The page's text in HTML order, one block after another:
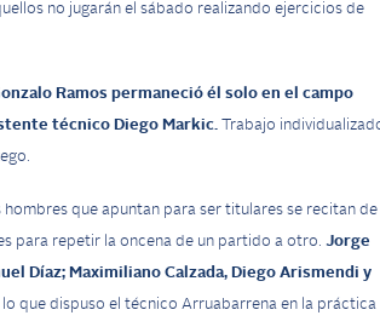
no jugarán el sábado realizando ejercicios de
Ramos permaneció él solo en el campo
técnico Diego Markic.Trabajo
que apuntan para ser titulares se recitan de
para repetir la oncena de un partido a otro. Jorge
Díaz; Maximiliano Calzada, Diego Arismendi y
que dispuso el técnico Arruabarrena en la práctica